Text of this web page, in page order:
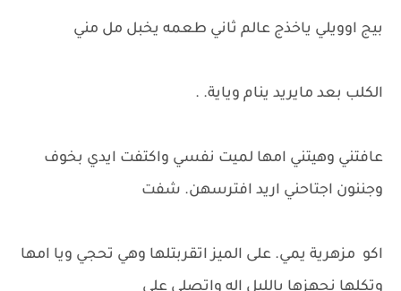
بيج اوويلي ياخذج عالم ثاني طعمه يخبل مل مني
الكلب بعد مايريد ينام وياية. .
عافتني وهيتني امها لميت نفسي واكتفت ايدي بخوف
وجننون اجتاحني اريد افترسهن. شفت
اكو مزهرية يمي. على الميز اتقربتلها وهي تحجي ويا امها
وتكلها نجهزها بالليل اله واتصلي علي